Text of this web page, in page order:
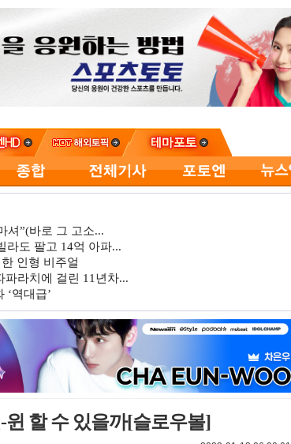
셔”(바로 그 고소...
라도 팔고 14억 아파...
인형 비주얼
라치에 걸린 11년차...
역대급’
할 수 있을까[슬로우볼]